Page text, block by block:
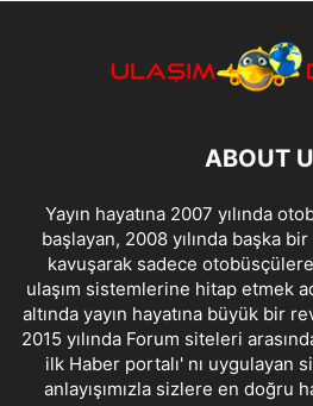
ABOUT
Yayın hayatına 2007 yılında
başlayan, 2008 yılında başka
kavuşarak sadece
ulaşım sistemlerine hitap etmek
altında yayın hayatına büyük bir
2015 yılında Forum siteleri
ilk Haber portalı' nı uygulayan
anlayışımızla sizlere en doğru